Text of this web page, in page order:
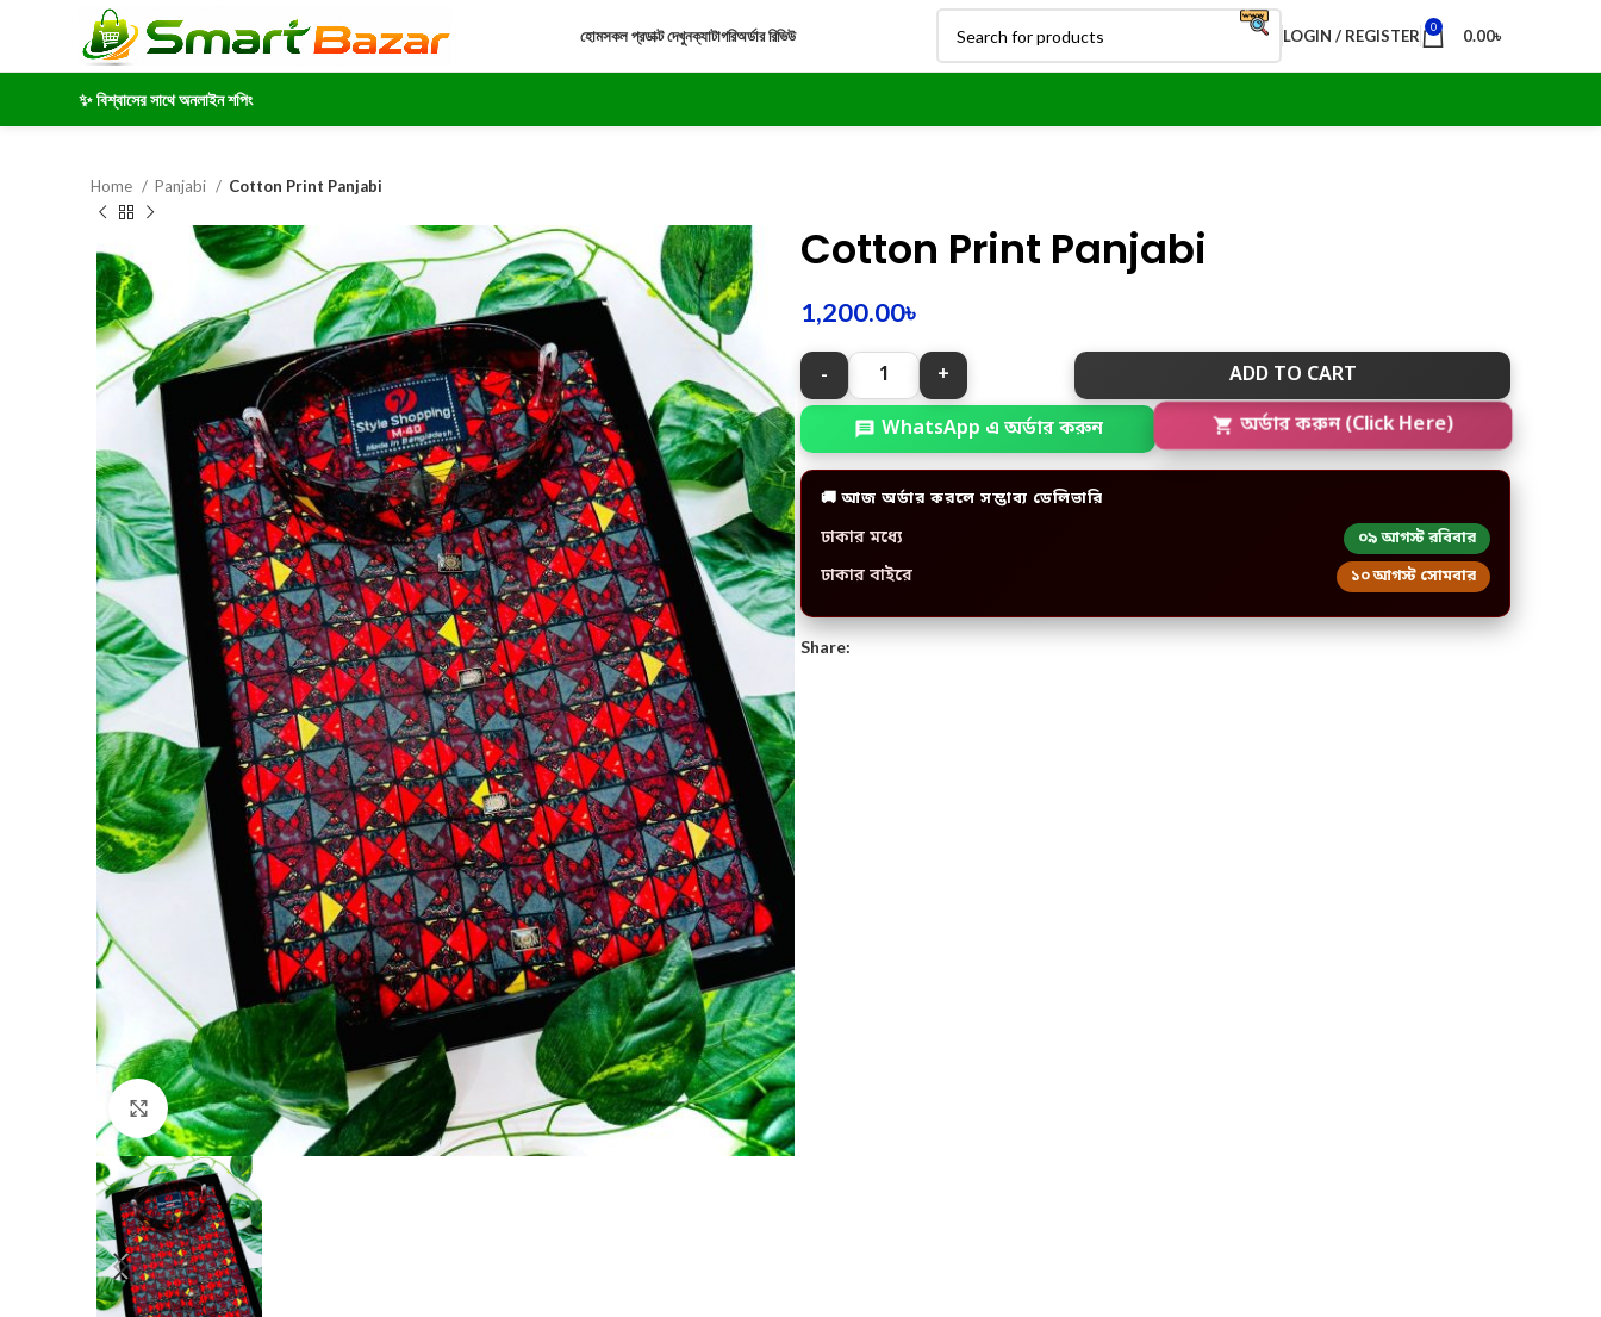
হোমসকল প্রডাক্ট দেখুনক্যাটাগরিঅর্ডার রিভিউ LOGIN / REGISTER 0 0.00৳
✨ বিশ্বাসের সাথে অনলাইন শপিং
Home Panjabi Cotton Print Panjabi
Click to enlarge
Cotton Print Panjabi
1,200.00৳
ADD TO CART
WhatsApp এ অর্ডার করুন অর্ডার করুন (Click Here)
🚚 আজ অর্ডার করলে সম্ভাব্য ডেলিভারি
ঢাকার মধ্যে ০৯ আগস্ট রবিবার
ঢাকার বাইরে ১০ আগস্ট সোমবার
Share: